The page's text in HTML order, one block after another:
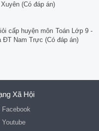
(Có đáp án)
cấp huyện môn Toán Lớp 9 -
ĐT Nam Trực (Có đáp án)
Xã Hội
Facebook
Youtube